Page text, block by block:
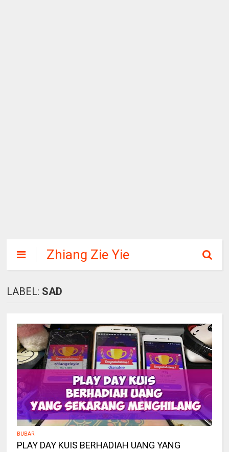
Zhiang Zie Yie
LABEL: SAD
BUBAR
PLAY DAY KUIS BERHADIAH UANG YANG